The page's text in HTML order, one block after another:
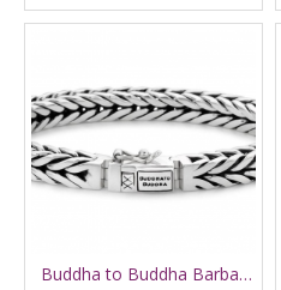
Buddha to Buddha Barbara xs bracelet silver F 21cm - 65906